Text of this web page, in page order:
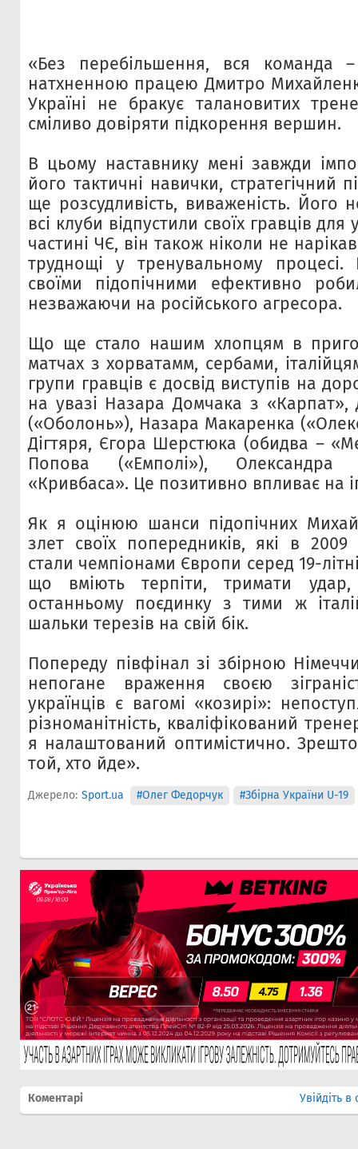
«Без перебільшення, вся команда
натхненною працею Дмитро
Україні не бракує талановитих
сміливо довіряти підкорення вершин.
В цьому наставнику мені завжди
його тактичні навички, стратегічний
ще розсудливість, виваженість. Його
всі клуби відпустили своїх гравців для
частині ЧЄ, він також ніколи не
труднощі у тренувальному
своїми підопічними ефективно
незважаючи на російського агресора.
Що ще стало нашим хлопцям в
матчах з хорватамм, сербами,
групи гравців є досвід виступів на
на увазі Назара Домчака з
(«Оболонь»), Назара Макаренка
Дігтяря, Єгора Шерстюка (обидва –
Попова («Емполі»), Олександра
«Кривбаса». Це позитивно впливає на
Як я оцінюю шанси підопічних
злет своїх попередників, які в
стали чемпіонами Європи серед 19-
що вміють терпіти, тримати
останньому поєдинку з тими ж
шальки терезів на свій бік.
Попереду півфінал зі збірною
непогане враження своєю
українців є вагомі «козирі»:
різноманітність, кваліфікований
я налаштований оптимістично.
той, хто йде».
Джерело: Sport.ua #Олег Федорчук #Збірна України U-19
Коментарі Увійдіть в